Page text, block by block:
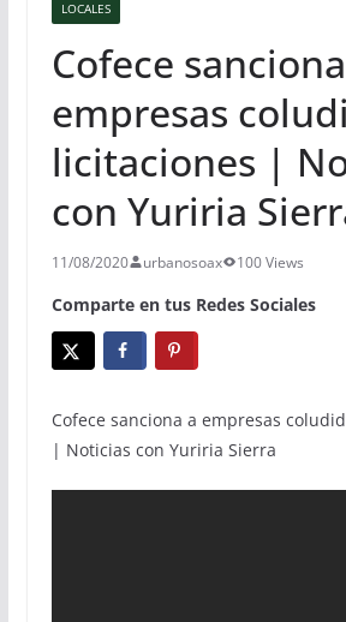
LOCALES
Cofece
empresas
licitaciones |
con Yuriria
11/08/2020 urbanosoax 100 Views
Comparte en tus Redes Sociales
Cofece sanciona a empresas
| Noticias con Yuriria Sierra